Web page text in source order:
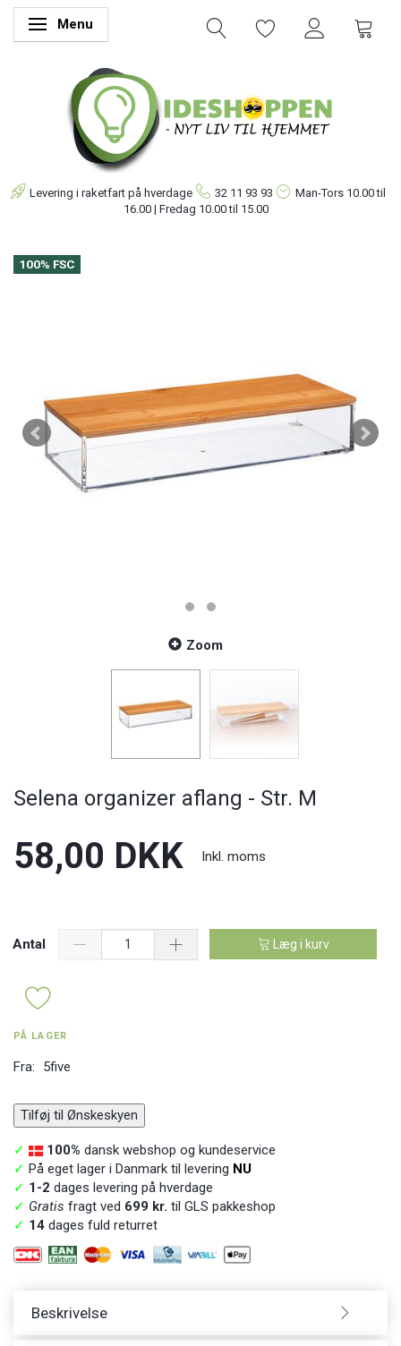
Skifte navigation
Menu
Levering i raketfart på hverdage 32 11 93 93 Man-Tors 10.00 til
16.00 | Fredag 10.00 til 15.00
100% FSC
Zoom
Selena organizer aflang - Str. M
58,00 DKK Inkl. moms
Antal Læg i kurv
PÅ LAGER
Fra: 5five
Tilføj til Ønskeskyen
✓ 100% dansk webshop og kundeservice
✓ På eget lager i Danmark til levering NU
✓ 1-2 dages levering på hverdage
✓ Gratis fragt ved 699 kr. til GLS pakkeshop
✓ 14 dages fuld returret
Beskrivelse